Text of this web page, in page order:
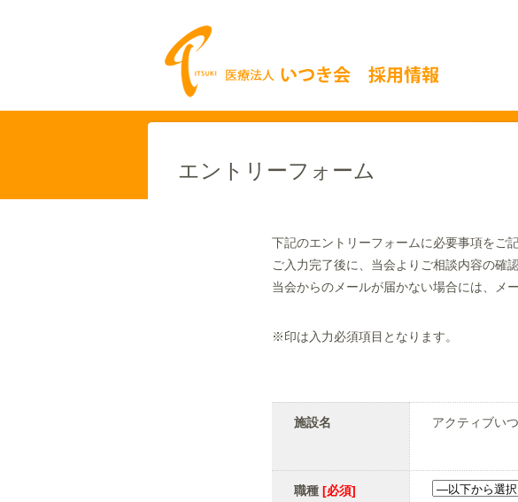
エントリーフォーム
下記のエントリーフォームに必要事項をご
ご入力完了後に、当会よりご相談内容の確
当会からのメールが届かない場合には、メ
※印は入力必須項目となります。
施設名 アクティブい
職種 [必須]